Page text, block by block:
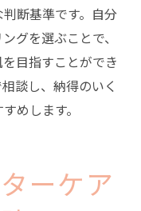
断基準です。自分
グを選ぶことで、
目指すことができ
談し、納得のいく
めします。
ーケア